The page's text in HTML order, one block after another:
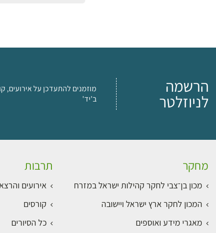
הרשמה
לניוזלטר
מוזמנים להתעדכן על אירועים,
ב'יד'
מחקר
מכון בן־צבי לחקר קהילות ישראל במזרח
המכון לחקר ארץ ישראל ויישובה
מאגרי מידע ואוספים
תרבות
אירועים
קורסים
כל הסיורים